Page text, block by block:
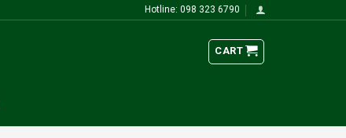
Hotline: 098 323 6790
CART